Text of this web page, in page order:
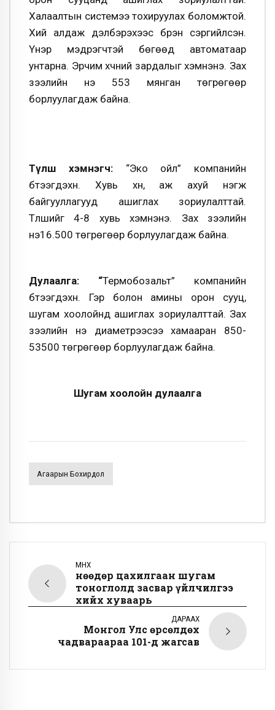
Халаалтын системээ тохируулах боломжтой.
Хий алдаж дэлбэрэхээс бүрэн сэргийлсэн.
Үнэр мэдрэгчтэй бөгөөд автоматаар
унтарна. Эрчим хүчний зардалыг хэмнэнэ. Зах
зээлийн үнэ 553 мянган төгрөгөөр
борлуулагдаж байна.
Түлш хэмнэгч:“Эко ойл” компанийн
бүтээгдэхүүн. Хувь хүн, аж ахуй нэгж
байгууллагууд ашиглах зориулалттай.
Түлшийг 4-8 хувь хэмнэнэ. Зах зээлийн
үнэ16.500 төгрөгөөр борлуулагдаж байна.
Дулаалга: “Термобозальт” компанийн
бүтээгдэхүүн. Гэр болон амины орон сууц,
шугам хоолойнд ашиглах зориулалттай. Зах
зээлийн үнэ диаметрээсээ хамааран 850-
53500 төгрөгөөр борлуулагдаж байна.
Шугам хоолойн дулаалга
Агаарын Бохирдол
ӨМНӨХ
Өнөөдөр цахилгаан шугам
тоноглолд засвар үйлчилгээ
хийх хуваарь
ДАРААХ
Монгол Улс өрсөлдөх
чадвараараа 101-д жагсав